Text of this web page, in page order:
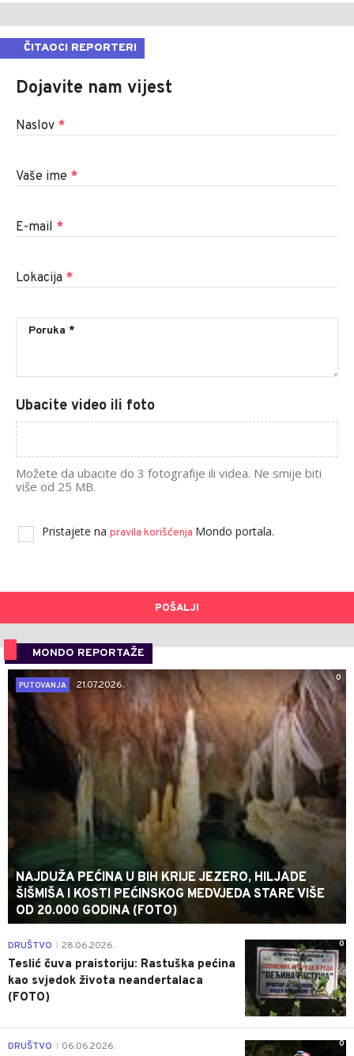
ČITAOCI REPORTERI
Dojavite nam vijest
Naslov *
Vaše ime *
E-mail *
Lokacija *
Ubacite video ili foto
Možete da ubacite do 3 fotografije ili videa. Ne smije biti
više od 25 MB.
Pristajete na pravila korišćenja Mondo portala.
POŠALJI
MONDO REPORTAŽE
0
PUTOVANJA
21.07.2026.
NAJDUŽA PEĆINA U BIH KRIJE JEZERO, HILJADE
ŠIŠMIŠA I KOSTI PEĆINSKOG MEDVJEDA STARE VIŠE
OD 20.000 GODINA (FOTO)
0
DRUŠTVO 28.06.2026.
Teslić čuva praistoriju: Rastuška pećina
kao svjedok života neandertalaca
(FOTO)
0
DRUŠTVO 06.06.2026.